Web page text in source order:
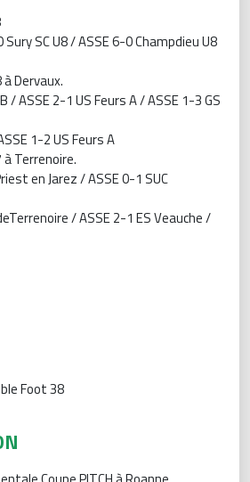
SC U8 / ASSE 6-0 Champdieu U8
Dervaux.
/ ASSE 2-1 US Feurs A / ASSE 1-3 GS
1-2 US Feurs A
Terrenoire.
en Jarez / ASSE 0-1 SUC
/ ASSE 2-1 ES Veauche /
Foot 38